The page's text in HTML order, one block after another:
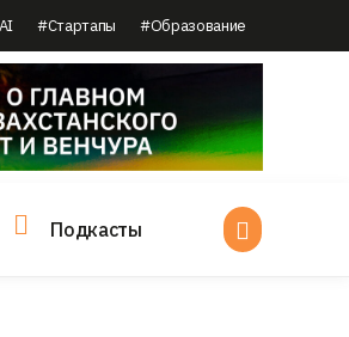
#Стартапы #Образование
Подкасты